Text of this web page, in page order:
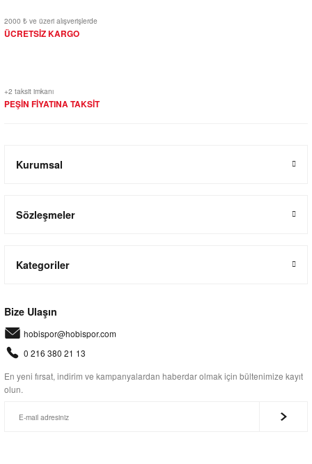
2000 ₺ ve üzeri alışverişlerde
ÜCRETSİZ KARGO
+2 taksit imkanı
PEŞİN FİYATINA TAKSİT
Kurumsal
Sözleşmeler
Kategoriler
Bize Ulaşın
hobispor@hobispor.com
0 216 380 21 13
En yeni fırsat, indirim ve kampanyalardan haberdar olmak için bültenimize kayıt
olun.